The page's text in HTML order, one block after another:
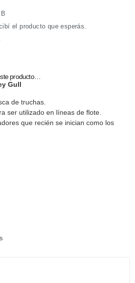
el producto que esperás.
producto…
Gull
de truchas.
ser utilizado en líneas de flote.
que recién se inician como los